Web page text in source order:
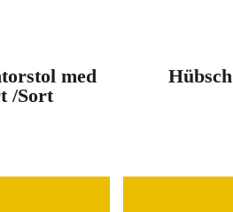
med
/Sort